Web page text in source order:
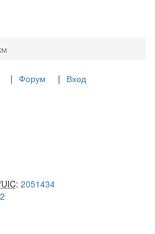
Форум Вход
UIC: 2051434